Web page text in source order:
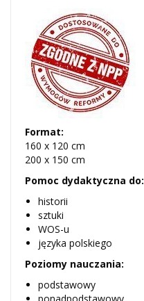
Format:
160 x 120 cm
200 x 150 cm
Pomoc dydaktyczna do:
historii
sztuki
WOS-u
języka polskiego
Poziomy nauczania:
podstawowy